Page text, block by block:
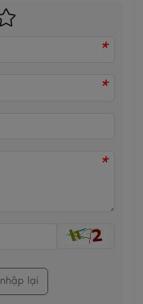
*
*
*
nhập lại